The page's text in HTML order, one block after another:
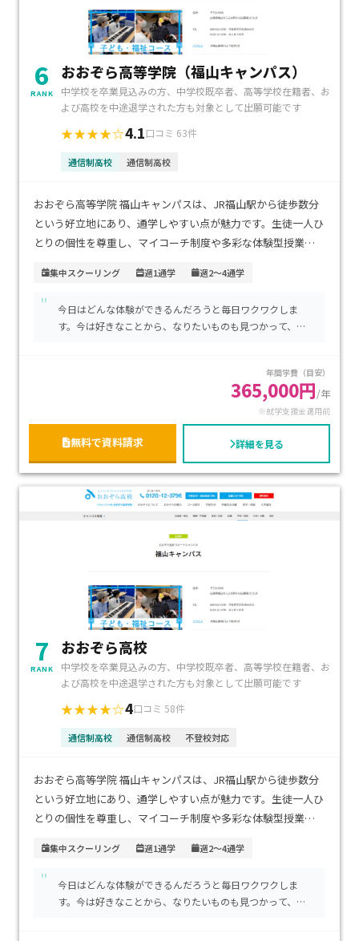
6
RANK
おおぞら高等学院（福山キャンパス）
中学校を卒業見込みの方、中学校既卒者、高等学校在籍者、お
よび高校を中途退学された方も対象として出願可能です
★★★★☆4.1口コミ 63件
通信制高校 通信制高校
おおぞら高等学院 福山キャンパスは、JR福山駅から徒歩数分
という好立地にあり、通学しやすい点が魅力です。生徒一人ひ
とりの個性を尊重し、マイコーチ制度や多彩な体験型授業を
す。学費は年間40万円〜60万円程度と比較的良心的で、内容
に見合った価値が感じられます。自分のペースで学びたい方
や、個別にサポートを受けながら高校卒業を目指したい方に
集中スクーリング 週1通学 週2～4通学
"
今日はどんな体験ができるんだろうと毎日ワクワクしま
す。今は好きなことから、なりたいものも見つかって、大
年間学費（目安）
365,000円/年
※就学支援金適用前
無料で資料請求 詳細を見る
7
RANK
おおぞら高校
中学校を卒業見込みの方、中学校既卒者、高等学校在籍者、お
よび高校を中途退学された方も対象として出願可能です
★★★★☆4口コミ 58件
通信制高校 通信制高校 不登校対応
おおぞら高等学院 福山キャンパスは、JR福山駅から徒歩数分
という好立地にあり、通学しやすい点が魅力です。生徒一人ひ
とりの個性を尊重し、マイコーチ制度や多彩な体験型授業を
す。学費は年間40万円〜60万円程度と比較的良心的で、内容
に見合った価値が感じられます。自分のペースで学びたい方
や、個別にサポートを受けながら高校卒業を目指したい方に
集中スクーリング 週1通学 週2～4通学
"
今日はどんな体験ができるんだろうと毎日ワクワクしま
す。今は好きなことから、なりたいものも見つかって、大